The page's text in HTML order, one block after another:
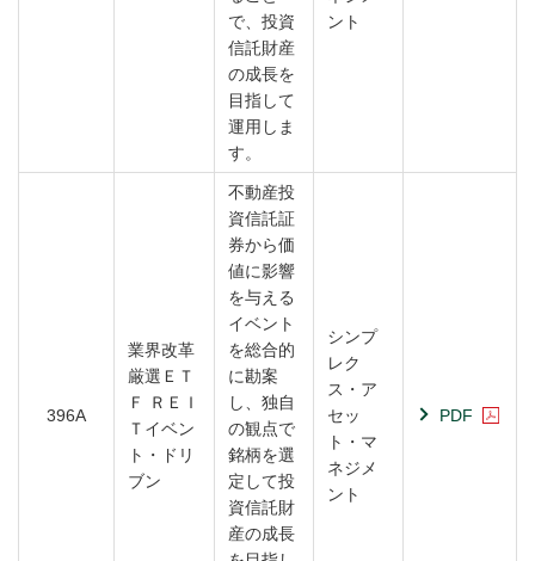
で、投資
信託財産
の成長を
目指して
運用しま
す。
ント
396A
業界改革
厳選ＥＴ
Ｆ ＲＥＩ
Ｔイベン
ト・ドリ
ブン
不動産投
資信託証
券から価
値に影響
を与える
イベント
を総合的
に勘案
し、独自
の観点で
銘柄を選
定して投
資信託財
産の成長
シンプ
レク
ス・ア
セッ
ト・マ
ネジメ
ント
PDF